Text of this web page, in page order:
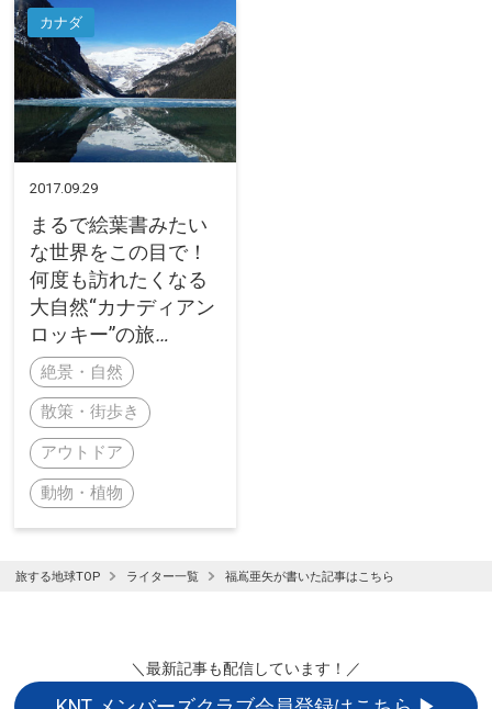
カナダ
2017.09.29
まるで絵葉書みたい
な世界をこの目で！
何度も訪れたくなる
大自然“カナディアン
ロッキー”の旅
絶景・自然
散策・街歩き
アウトドア
動物・植物
旅する地球TOP ライター一覧 福嶌亜矢が書いた記事はこちら
＼最新記事も配信しています！／